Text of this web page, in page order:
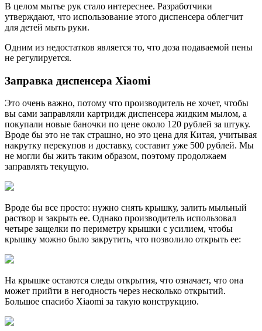
В целом мытье рук стало интереснее. Разработчики
утверждают, что использование этого диспенсера облегчит
для детей мыть руки.
Одним из недостатков является то, что доза подаваемой пены
не регулируется.
Заправка диспенсера Xiaomi
Это очень важно, потому что производитель не хочет, чтобы
вы сами заправляли картридж диспенсера жидким мылом, а
покупали новые баночки по цене около 120 рублей за штуку.
Вроде бы это не так страшно, но это цена для Китая, учитывая
накрутку перекупов и доставку, составит уже 500 рублей. Мы
не могли бы жить таким образом, поэтому продолжаем
заправлять текущую.
Вроде бы все просто: нужно снять крышку, залить мыльный
раствор и закрыть ее. Однако производитель использовал
четыре защелки по периметру крышки с усилием, чтобы
крышку можно было закрутить, что позволило открыть ее:
На крышке остаются следы открытия, что означает, что она
может прийти в негодность через несколько открытий.
Большое спасибо Xiaomi за такую конструкцию.